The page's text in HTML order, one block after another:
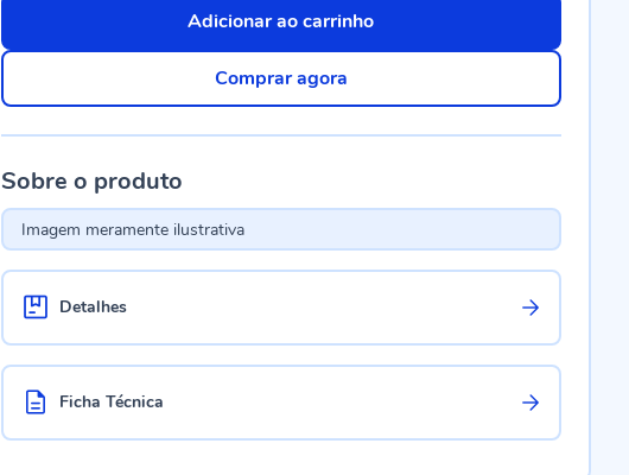
Adicionar ao carrinho
Comprar agora
Sobre o produto
Imagem meramente ilustrativa
Detalhes
Ficha Técnica